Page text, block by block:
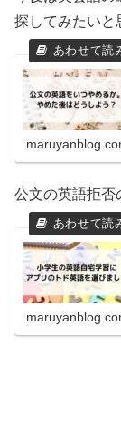
探してみたいと
公文の英語拒否